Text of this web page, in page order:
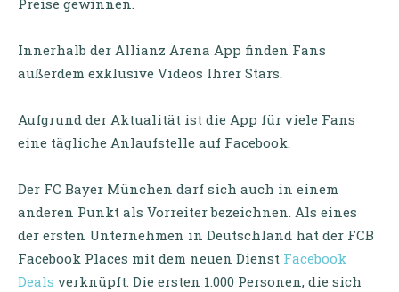
Preise gewinnen.
Innerhalb der Allianz Arena App finden Fans
außerdem exklusive Videos Ihrer Stars.
Aufgrund der Aktualität ist die App für viele Fans
eine tägliche Anlaufstelle auf Facebook.
Der FC Bayer München darf sich auch in einem
anderen Punkt als Vorreiter bezeichnen. Als eines
der ersten Unternehmen in Deutschland hat der FCB
Facebook Places mit dem neuen Dienst Facebook
Deals verknüpft. Die ersten 1.000 Personen, die sich